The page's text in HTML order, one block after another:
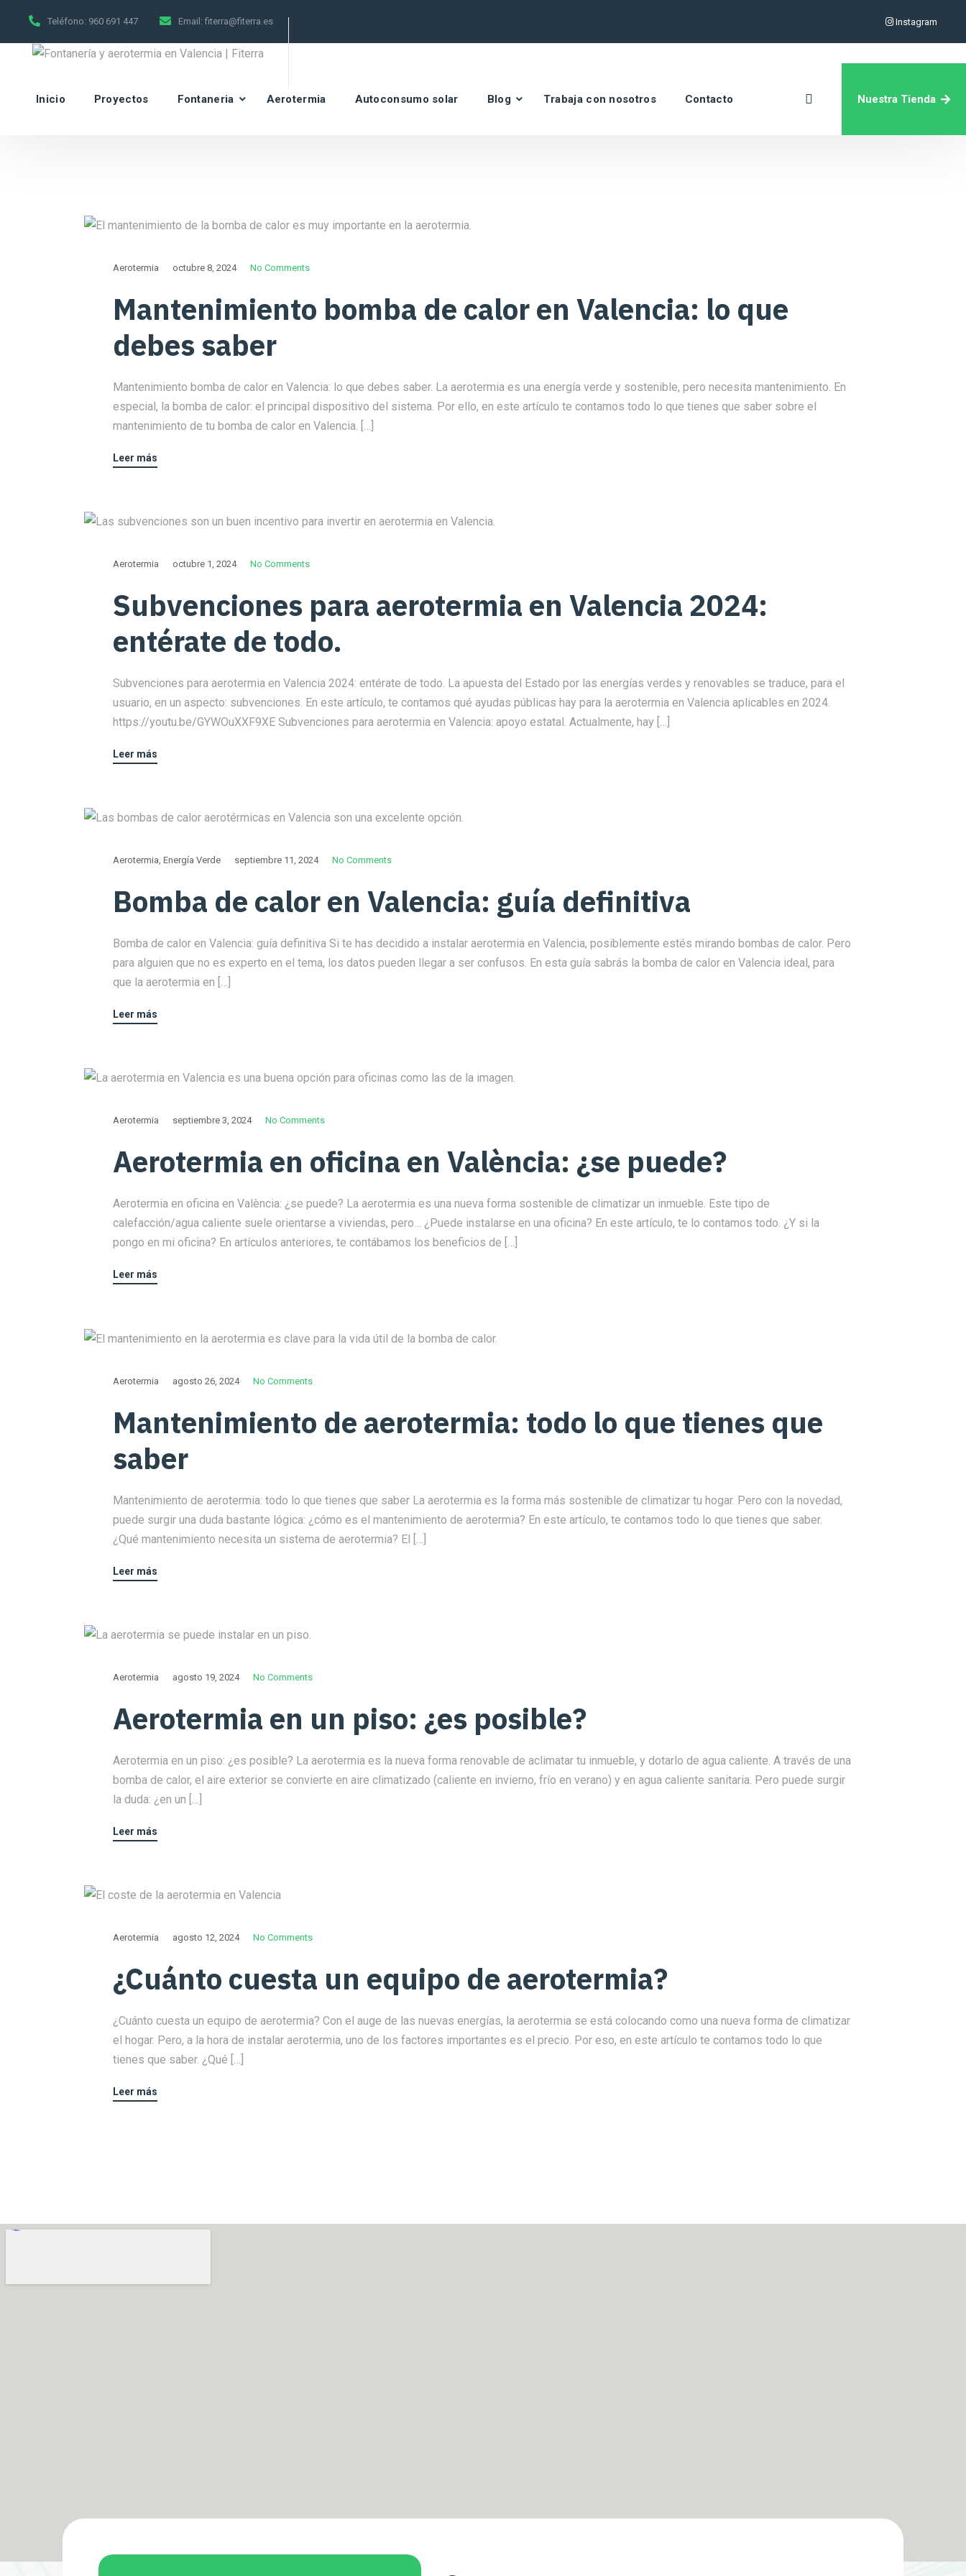
Teléfono: 960 691 447 Email: fiterra@fiterra.es Instagram
Inicio Proyectos Fontaneria Aerotermia Autoconsumo solar Blog Trabaja con nosotros Contacto Nuestra Tienda
Aerotermia octubre 8, 2024 No Comments
Mantenimiento bomba de calor en Valencia: lo que
debes saber
Mantenimiento bomba de calor en Valencia: lo que debes saber. La aerotermia es una energía verde y sostenible, pero necesita mantenimiento. En
especial, la bomba de calor: el principal dispositivo del sistema. Por ello, en este artículo te contamos todo lo que tienes que saber sobre el
mantenimiento de tu bomba de calor en Valencia. […]
Leer más
Aerotermia octubre 1, 2024 No Comments
Subvenciones para aerotermia en Valencia 2024:
entérate de todo.
Subvenciones para aerotermia en Valencia 2024: entérate de todo. La apuesta del Estado por las energías verdes y renovables se traduce, para el
usuario, en un aspecto: subvenciones. En este artículo, te contamos qué ayudas públicas hay para la aerotermia en Valencia aplicables en 2024.
https://youtu.be/GYWOuXXF9XE Subvenciones para aerotermia en Valencia: apoyo estatal. Actualmente, hay […]
Leer más
Aerotermia, Energía Verde septiembre 11, 2024 No Comments
Bomba de calor en Valencia: guía definitiva
Bomba de calor en Valencia: guía definitiva Si te has decidido a instalar aerotermia en Valencia, posiblemente estés mirando bombas de calor. Pero
para alguien que no es experto en el tema, los datos pueden llegar a ser confusos. En esta guía sabrás la bomba de calor en Valencia ideal, para
que la aerotermia en […]
Leer más
Aerotermia septiembre 3, 2024 No Comments
Aerotermia en oficina en València: ¿se puede?
Aerotermia en oficina en València: ¿se puede? La aerotermia es una nueva forma sostenible de climatizar un inmueble. Este tipo de
calefacción/agua caliente suele orientarse a viviendas, pero… ¿Puede instalarse en una oficina? En este artículo, te lo contamos todo. ¿Y si la
pongo en mi oficina? En artículos anteriores, te contábamos los beneficios de […]
Leer más
Aerotermia agosto 26, 2024 No Comments
Mantenimiento de aerotermia: todo lo que tienes que
saber
Mantenimiento de aerotermia: todo lo que tienes que saber La aerotermia es la forma más sostenible de climatizar tu hogar. Pero con la novedad,
puede surgir una duda bastante lógica: ¿cómo es el mantenimiento de aerotermia? En este artículo, te contamos todo lo que tienes que saber.
¿Qué mantenimiento necesita un sistema de aerotermia? El […]
Leer más
Aerotermia agosto 19, 2024 No Comments
Aerotermia en un piso: ¿es posible?
Aerotermia en un piso: ¿es posible? La aerotermia es la nueva forma renovable de aclimatar tu inmueble, y dotarlo de agua caliente. A través de una
bomba de calor, el aire exterior se convierte en aire climatizado (caliente en invierno, frío en verano) y en agua caliente sanitaria. Pero puede surgir
la duda: ¿en un […]
Leer más
Aerotermia agosto 12, 2024 No Comments
¿Cuánto cuesta un equipo de aerotermia?
¿Cuánto cuesta un equipo de aerotermia? Con el auge de las nuevas energías, la aerotermia se está colocando como una nueva forma de climatizar
el hogar. Pero, a la hora de instalar aerotermia, uno de los factores importantes es el precio. Por eso, en este artículo te contamos todo lo que
tienes que saber. ¿Qué […]
Leer más